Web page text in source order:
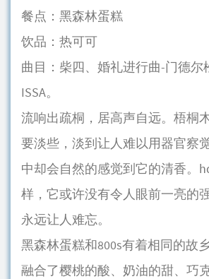
餐点：黑森林蛋糕
饮品：热可可
曲目：柴四、婚礼进行曲-门德尔
ISSA。
流响出疏桐，居高声自远。梧桐
要淡些，淡到让人难以用器官察
中却会自然的感觉到它的清香。
样，它或许没有令人眼前一亮的
永远让人难忘。
黑森林蛋糕和800s有着相同的故
融合了樱桃的酸、奶油的甜、巧